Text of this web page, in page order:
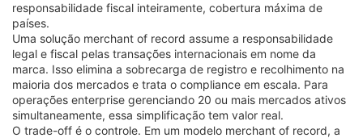
responsabilidade fiscal inteiramente, cobertura máxima de
países.
Uma solução merchant of record assume a responsabilidade
legal e fiscal pelas transações internacionais em nome da
marca. Isso elimina a sobrecarga de registro e recolhimento na
maioria dos mercados e trata o compliance em escala. Para
operações enterprise gerenciando 20 ou mais mercados ativos
simultaneamente, essa simplificação tem valor real.
O trade-off é o controle. Em um modelo merchant of record, a